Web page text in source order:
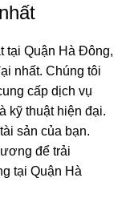
tại Quận Hà Đông,
nhất. Chúng tôi
cấp dịch vụ
kỹ thuật hiện đại.
sản của bạn.
để trải
tại Quận Hà